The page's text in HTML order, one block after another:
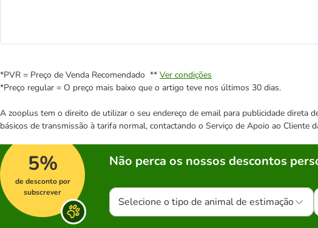
*PVR = Preço de Venda Recomendado ** Ver condições
*Preço regular = O preço mais baixo que o artigo teve nos últimos 30 dias.
A zooplus tem o direito de utilizar o seu endereço de email para publicidade
básicos de transmissão à tarifa normal, contactando o Serviço de Apoio ao Cliente
5%
de desconto por
subscrever
Não perca os nossos descontos
Selecione o tipo de animal de estimação